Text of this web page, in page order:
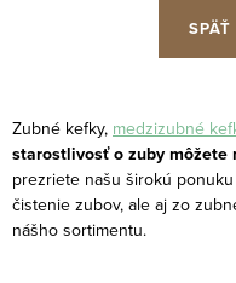
Zubné kefky, medzizubné
starostlivosť o zuby môžete
prezriete našu širokú
čistenie zubov, ale aj zo
nášho sortimentu.